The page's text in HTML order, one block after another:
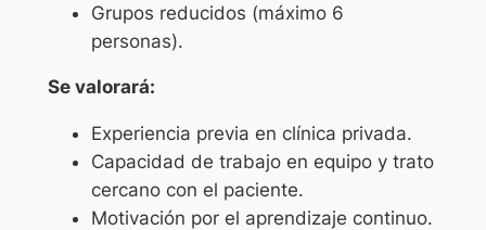
Grupos reducidos (máximo 6
personas).
Se valorará:
Experiencia previa en clínica privada.
Capacidad de trabajo en equipo y trato
cercano con el paciente.
Motivación por el aprendizaje continuo.